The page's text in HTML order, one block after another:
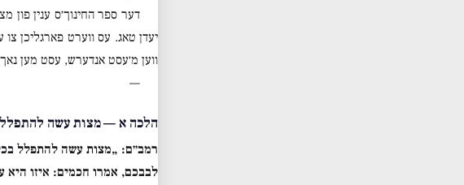
יעדן טאג. עס ווערט פארגליכן צו
ווען מ׳עסט אנדערש, עסט מען
—
הלכה א — מצות עשה להתפלל
רמב״ם: „מצות עשה להתפלל
לבבכם, אמרו חכמים: איזו היא